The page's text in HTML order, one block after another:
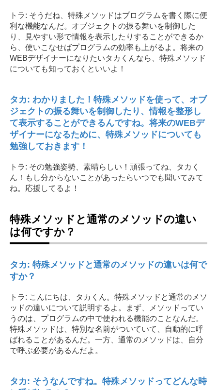
トラ: そうだね、特殊メソッドはプログラムを書く際に便
利な機能なんだ。オブジェクトの振る舞いを制御した
り、見やすい形で情報を表示したりすることができるか
ら、使いこなせばプログラムの効率も上がるよ。将来の
WEBデザイナーになりたいタカくんなら、特殊メソッド
についても知っておくといいよ！
タカ: わかりました！特殊メソッドを使って、オブ
ジェクトの振る舞いを制御したり、情報を整形し
て表示することができるんですね。将来のWEBデ
ザイナーになるために、特殊メソッドについても
勉強しておきます！
トラ: その勉強姿勢、素晴らしい！頑張ってね、タカく
ん！もし分からないことがあったらいつでも聞いてみて
ね。応援してるよ！
特殊メソッドと通常のメソッドの違い
は何ですか？
タカ: 特殊メソッドと通常のメソッドの違いは何で
すか？
トラ: こんにちは、タカくん。特殊メソッドと通常のメソ
ッドの違いについて説明するよ。まず、メソッドってい
うのは、プログラムの中で使われる機能のことなんだ。
特殊メソッドは、特別な名前がついていて、自動的に呼
ばれることがあるんだ。一方、通常のメソッドは、自分
で呼ぶ必要があるんだよ。
タカ: そうなんですね。特殊メソッドってどんな時